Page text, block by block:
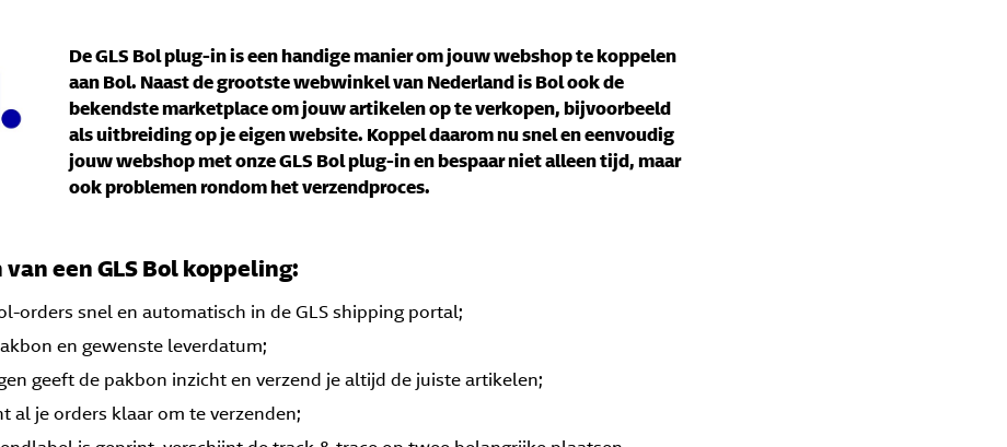
De GLS Bol plug-in is een handige manier om jouw webshop te koppelen
aan Bol. Naast de grootste webwinkel van Nederland is Bol ook de
bekendste marketplace om jouw artikelen op te verkopen, bijvoorbeeld
als uitbreiding op je eigen website. Koppel daarom nu snel en eenvoudig
jouw webshop met onze GLS Bol plug-in en bespaar niet alleen tijd, maar
ook problemen rondom het verzendproces.
een GLS Bol koppeling:
orders snel en automatisch in de GLS shipping portal;
en gewenste leverdatum;
geeft de pakbon inzicht en verzend je altijd de juiste artikelen;
al je orders klaar om te verzenden;